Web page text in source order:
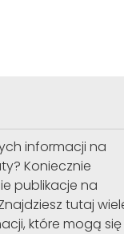
informacji na
Koniecznie
publikacje na
tutaj
które mogą się